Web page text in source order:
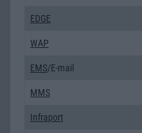
EDGE
WAP
EMS/E-mail
MMS
Infraport